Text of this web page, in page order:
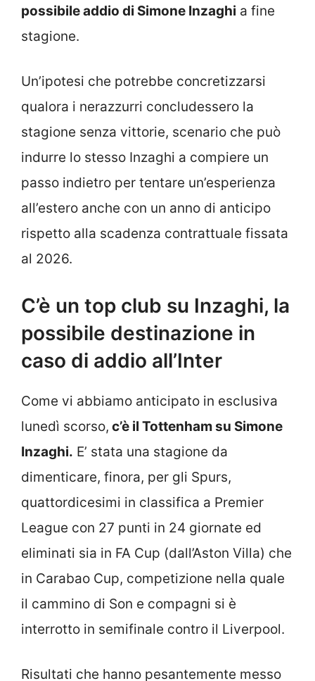
possibile addio di Simone Inzaghi a fine
stagione.
Un’ipotesi che potrebbe concretizzarsi
qualora i nerazzurri concludessero la
stagione senza vittorie, scenario che può
indurre lo stesso Inzaghi a compiere un
passo indietro per tentare un’esperienza
all’estero anche con un anno di anticipo
rispetto alla scadenza contrattuale fissata
al 2026.
C’è un top club su Inzaghi, la
possibile destinazione in
caso di addio all’Inter
Come vi abbiamo anticipato in esclusiva
lunedì scorso, c’è il Tottenham su Simone
Inzaghi. E’ stata una stagione da
dimenticare, finora, per gli Spurs,
quattordicesimi in classifica a Premier
League con 27 punti in 24 giornate ed
eliminati sia in FA Cup (dall’Aston Villa) che
in Carabao Cup, competizione nella quale
il cammino di Son e compagni si è
interrotto in semifinale contro il Liverpool.
Risultati che hanno pesantemente messo